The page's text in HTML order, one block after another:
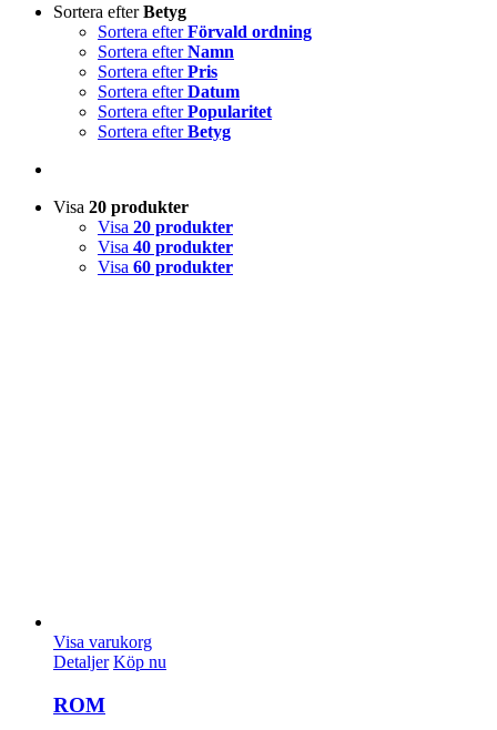
Sortera efterBetyg
Sortera efterFörvald ordning
Sortera efterNamn
Sortera efterPris
Sortera efterDatum
Sortera efterPopularitet
Sortera efterBetyg
Visa 20 produkter
Visa 20 produkter
Visa 40 produkter
Visa 60 produkter
Visa varukorg
Detaljer Köp nu
ROM